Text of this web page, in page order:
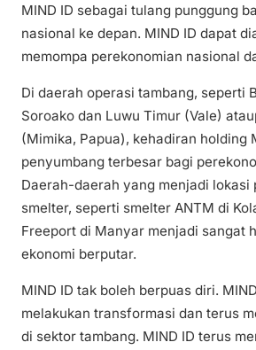
MIND ID sebagai tulang punggung
nasional ke depan. MIND ID dapat
memompa perekonomian nasional
Di daerah operasi tambang, seperti
Soroako dan Luwu Timur (Vale)
(Mimika, Papua), kehadiran holding
penyumbang terbesar bagi
Daerah-daerah yang menjadi lokasi
smelter, seperti smelter ANTM di
Freeport di Manyar menjadi sangat
ekonomi berputar.
MIND ID tak boleh berpuas diri.
melakukan transformasi dan terus
di sektor tambang. MIND ID terus